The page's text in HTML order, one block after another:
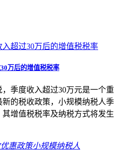
万后的增值税税率
季度收入超过30万元是一个重
的税收政策，小规模纳税人季
增值税税率及纳税方式将发生
惠政策​小规模纳税人